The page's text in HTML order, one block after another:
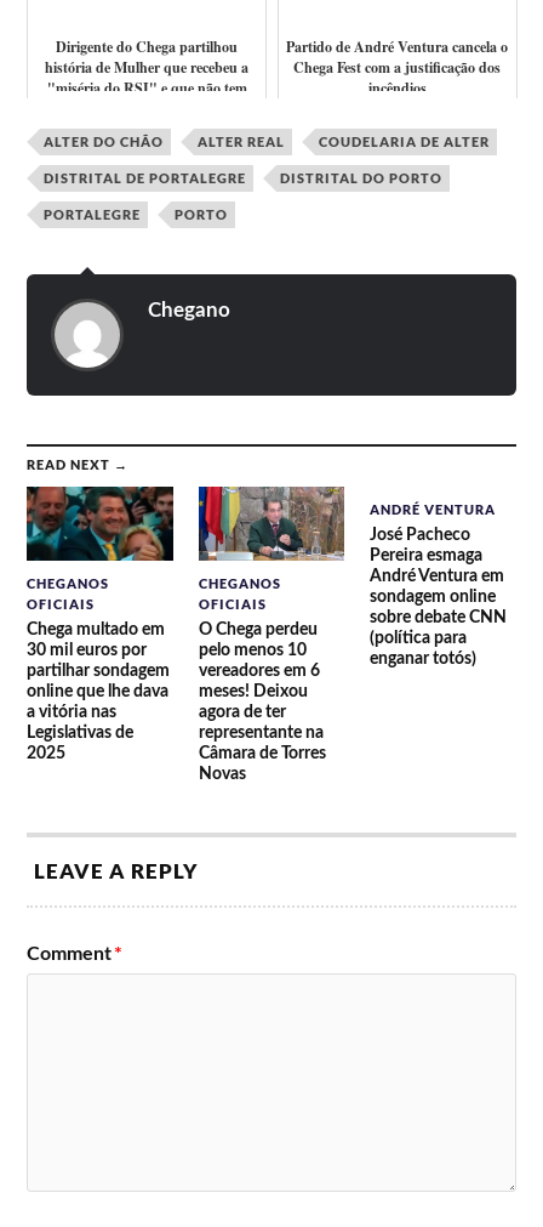
Dirigente do Chega partilhou
história de Mulher que recebeu a
"miséria do RSI" e que não tem
Partido de André Ventura cancela o
Chega Fest com a justificação dos
incêndios
ALTER DO CHÃO ALTER REAL COUDELARIA DE ALTER
DISTRITAL DE PORTALEGRE DISTRITAL DO PORTO
PORTALEGRE PORTO
Chegano
READ NEXT →
CHEGANOS
OFICIAIS
Chega multado em
30 mil euros por
partilhar sondagem
online que lhe dava
a vitória nas
Legislativas de
2025
CHEGANOS
OFICIAIS
O Chega perdeu
pelo menos 10
vereadores em 6
meses! Deixou
agora de ter
representante na
Câmara de Torres
Novas
ANDRÉ VENTURA
José Pacheco
Pereira esmaga
André Ventura em
sondagem online
sobre debate CNN
(política para
enganar totós)
LEAVE A REPLY
Comment*